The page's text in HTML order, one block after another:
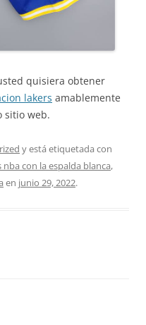
quisiera obtener
lakers amablemente
sitio web.
y está etiquetada con
nba con la espalda blanca,
en junio 29, 2022.